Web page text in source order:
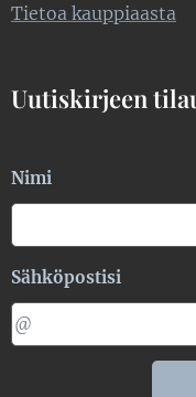
Tietoa kauppiaasta
Uutiskirjeen
Nimi
Sähköpostisi